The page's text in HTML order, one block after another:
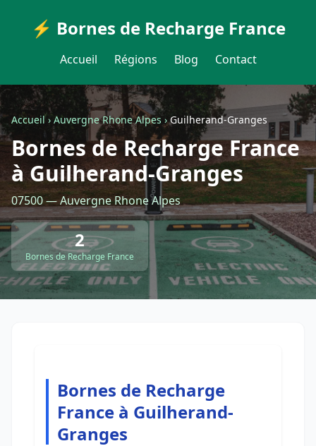
⚡ Bornes de Recharge France
Accueil Régions Blog Contact
Accueil›Auvergne Rhone Alpes›Guilherand-Granges
Bornes de Recharge France
à Guilherand-Granges
07500 — Auvergne Rhone Alpes
2
Bornes de Recharge France
Bornes de Recharge
France à Guilherand-
Granges